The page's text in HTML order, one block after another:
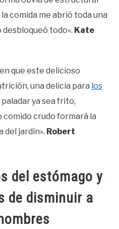
comida me abrió toda una
desbloqueó todo». Kate
que este delicioso
una delicia para los
ya sea frito,
comido crudo formará la
del jardín». Robert
del estómago y
de disminuir a